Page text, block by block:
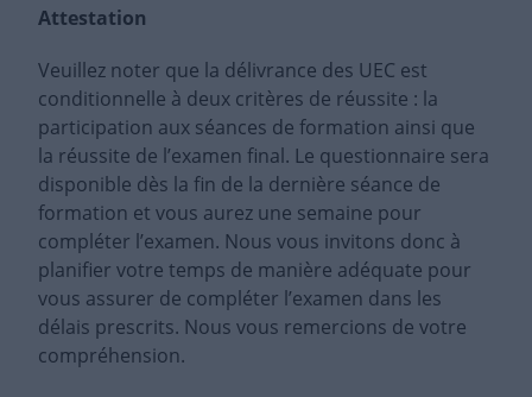
Attestation
Veuillez noter que la délivrance des UEC est
conditionnelle à deux critères de réussite : la
participation aux séances de formation ainsi que
la réussite de l’examen final. Le questionnaire sera
disponible dès la fin de la dernière séance de
formation et vous aurez une semaine pour
compléter l’examen. Nous vous invitons donc à
planifier votre temps de manière adéquate pour
vous assurer de compléter l’examen dans les
délais prescrits. Nous vous remercions de votre
compréhension.